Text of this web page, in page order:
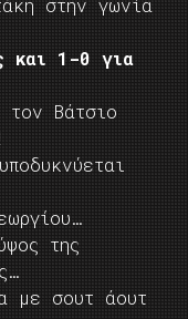
στην γωνία
και 1-0 για
Βάτσιο
της
με σουτ άουτ